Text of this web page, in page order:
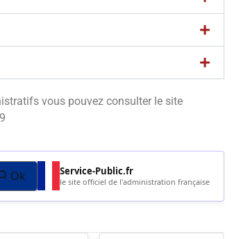
vous pouvez consulter le site
Ok Service-Public.fr
le site officiel de l'administration française